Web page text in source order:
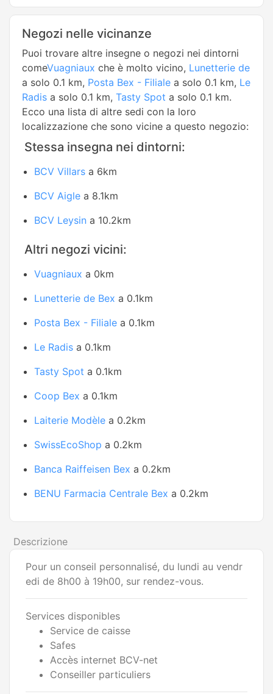
Negozi nelle vicinanze
Puoi trovare altre insegne o negozi nei dintorni
comeVuagniaux che è molto vicino, Lunetterie de
a solo 0.1 km, Posta Bex - Filiale a solo 0.1 km, Le
Radis a solo 0.1 km, Tasty Spot a solo 0.1 km.
Ecco una lista di altre sedi con la loro
localizzazione che sono vicine a questo negozio:
Stessa insegna nei dintorni:
BCV Villars a 6km
BCV Aigle a 8.1km
BCV Leysin a 10.2km
Altri negozi vicini:
Vuagniaux a 0km
Lunetterie de Bex a 0.1km
Posta Bex - Filiale a 0.1km
Le Radis a 0.1km
Tasty Spot a 0.1km
Coop Bex a 0.1km
Laiterie Modèle a 0.2km
SwissEcoShop a 0.2km
Banca Raiffeisen Bex a 0.2km
BENU Farmacia Centrale Bex a 0.2km
Descrizione
Pour un conseil personnalisé, du lundi au vendr
edi de 8h00 à 19h00, sur rendez-vous.
Services disponibles
Service de caisse
Safes
Accès internet BCV-net
Conseiller particuliers